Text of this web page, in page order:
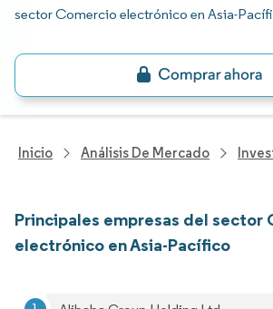
sector Comercio electrónico en Asia-
Inicio Análisis De Mercado
Principales empresas del sector
electrónico en Asia-Pacífico